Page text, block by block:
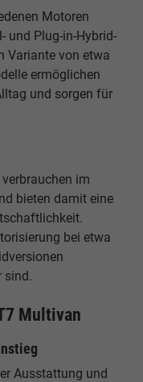
Motoren
und Plug-in-Hybrid-
Variante von etwa
ermöglichen
und sorgen für
im
bieten damit eine
bei etwa
sind.
Multivan
Ausstattung und